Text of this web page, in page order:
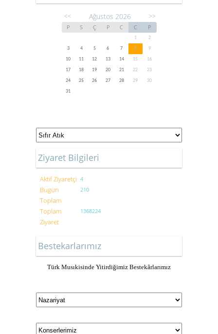
<< Ağustos 2026 >>
P S Ç P C C P
1
2
3
4 5 6 7 8
9
10
11 12 13 14 15
16
17
18 19 20 21 22
23
24
25 26 27 28 29
30
31
Ziyaret Bilgileri
Aktif Ziyaretçi 4
Bugün
Toplam
210
Toplam
Ziyaret
1368224
Bestekarlarımız
Türk Musıkisinde Yitirdiğimiz Bestekârlarımız